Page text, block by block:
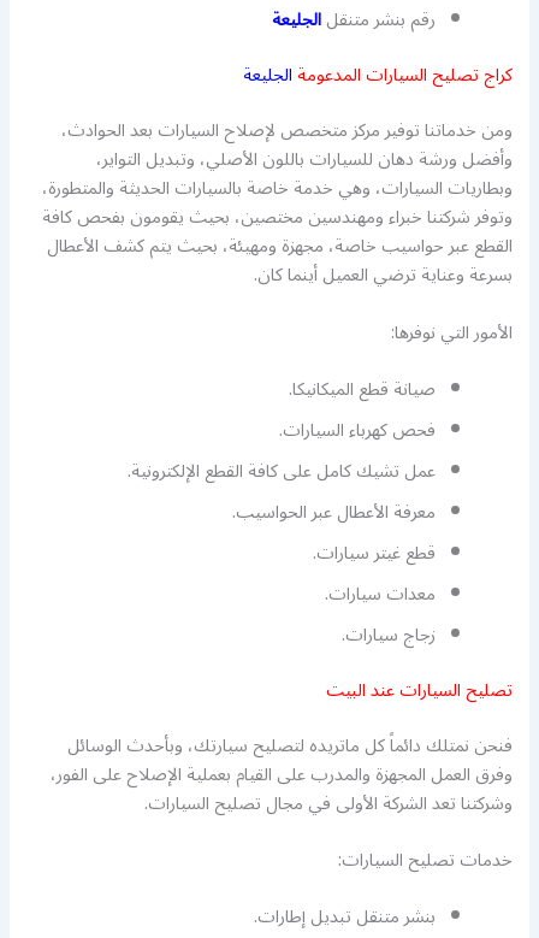
رقم بنشر متنقلالجليعة
كراج تصليح السيارات المدعومةالجليعة
ومن خدماتنا توفير مركز متخصص لإصلاح السيارات بعد الحوادث،
وأفضل ورشة دهان للسيارات باللون الأصلي، وتبديل التواير،
وبطاريات السيارات، وهي خدمة خاصة بالسيارات الحديثة والمتطورة،
وتوفر شركتنا خبراء ومهندسين مختصين، بحيث يقومون بفحص كافة
القطع عبر حواسيب خاصة، مجهزة ومهيئة، بحيث يتم كشف الأعطال
بسرعة وعناية ترضي العميل أينما كان.
الأمور التي نوفرها:
صيانة قطع الميكانيكا.
فحص كهرباء السيارات.
عمل تشيك كامل على كافة القطع الإلكترونية.
معرفة الأعطال عبر الحواسيب.
قطع غيتر سيارات.
معدات سيارات.
زجاج سيارات.
تصليح السيارات عند البيت
فنحن نمتلك دائماً كل ماتريده لتصليح سيارتك، وبأحدث الوسائل
وفرق العمل المجهزة والمدرب على القيام بعملية الإصلاح على الفور،
وشركتنا تعد الشركة الأولى في مجال تصليح السيارات.
خدمات تصليح السيارات:
بنشر متنقل تبديل إطارات.